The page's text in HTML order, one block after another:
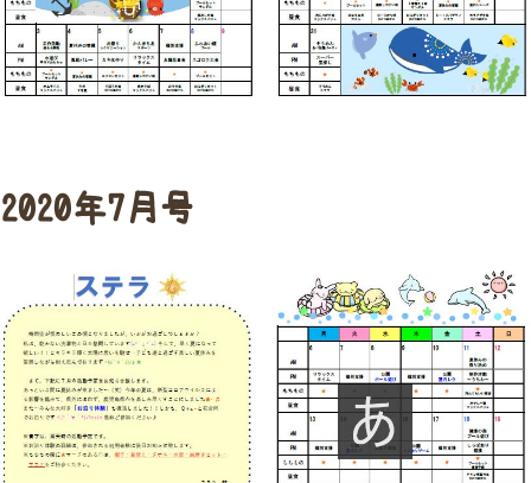
2020年7月号